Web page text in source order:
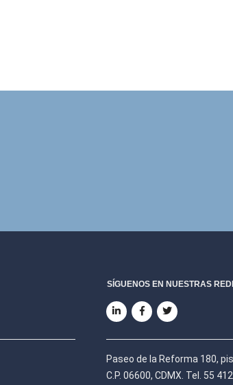
SÍGUENOS EN NUESTRAS
Paseo de la Reforma 180,
C.P. 06600, CDMX. Tel. 55